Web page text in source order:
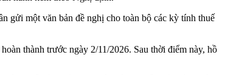
gửi một văn bản đề nghị cho toàn bộ các kỳ tính thuế
thành trước ngày 2/11/2026. Sau thời điểm này, hồ